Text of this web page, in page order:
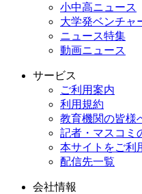
小中高ニュース
大学発ベンチャ
ニュース特集
動画ニュース
サービス
ご利用案内
利用規約
教育機関の皆様
記者・マスコミ
本サイトをご利
配信先一覧
会社情報